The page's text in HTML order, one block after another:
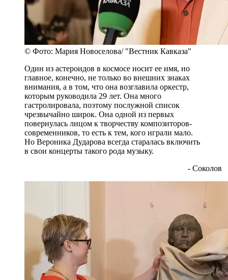
© Фото: Мария Новоселова/ "Вестник Кавказа"
Один из астероидов в космосе носит ее имя, но
главное, конечно, не только во внешних знаках
внимания, а в том, что она возглавила оркестр,
которым руководила 29 лет. Она много
гастролировала, поэтому послужной список
чрезвычайно широк. Она одной из первых
повернулась лицом к творчеству композиторов-
современников, то есть к тем, кого играли мало.
Но Вероника Дударова всегда старалась включить
в свои концерты такого рода музыку.
- Соколов